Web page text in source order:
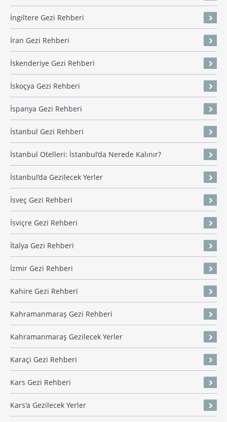
İngiltere Gezi Rehberi
İran Gezi Rehberi
İskenderiye Gezi Rehberi
İskoçya Gezi Rehberi
İspanya Gezi Rehberi
İstanbul Gezi Rehberi
İstanbul Otelleri: İstanbul’da Nerede Kalınır?
İstanbul’da Gezilecek Yerler
İsveç Gezi Rehberi
İsviçre Gezi Rehberi
İtalya Gezi Rehberi
İzmir Gezi Rehberi
Kahire Gezi Rehberi
Kahramanmaraş Gezi Rehberi
Kahramanmaraş Gezilecek Yerler
Karaçi Gezi Rehberi
Kars Gezi Rehberi
Kars'a Gezilecek Yerler